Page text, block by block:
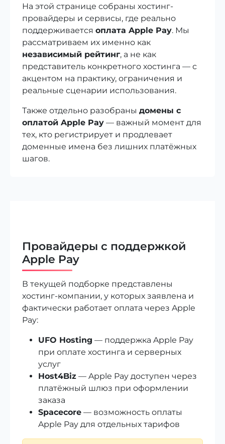
На этой странице собраны хостинг-
провайдеры и сервисы, где реально
поддерживается оплата Apple Pay. Мы
рассматриваем их именно как
независимый рейтинг, а не как
представитель конкретного хостинга — с
акцентом на практику, ограничения и
реальные сценарии использования.
Также отдельно разобраны домены с
оплатой Apple Pay — важный момент для
тех, кто регистрирует и продлевает
доменные имена без лишних платёжных
шагов.
Провайдеры с поддержкой
Apple Pay
В текущей подборке представлены
хостинг-компании, у которых заявлена и
фактически работает оплата через Apple
Pay:
UFO Hosting — поддержка Apple Pay
при оплате хостинга и серверных
услуг
Host4Biz — Apple Pay доступен через
платёжный шлюз при оформлении
заказа
Spacecore — возможность оплаты
Apple Pay для отдельных тарифов